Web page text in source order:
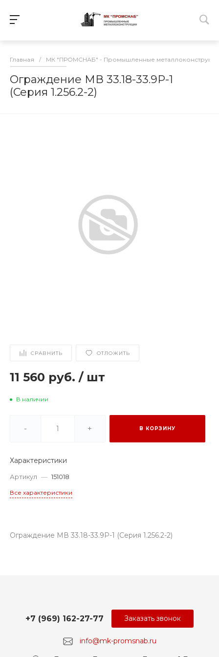
Главная / МК "ПРОМСНАБ" - Промышленные
Ограждение МВ 33.18-33.9Р-1
(Серия 1.256.2-2)
СРАВНИТЬ ОТЛОЖИТЬ
11 560 руб. / шт
В наличии
- + В КОРЗИНУ
Характеристики
Артикул — 151018
Все характеристики
Ограждение МВ 33.18-33.9Р-1 (Серия 1.256.2-2)
info@mk-promsnab.ru
+7 (969) 162-27-77 Заказать звонок